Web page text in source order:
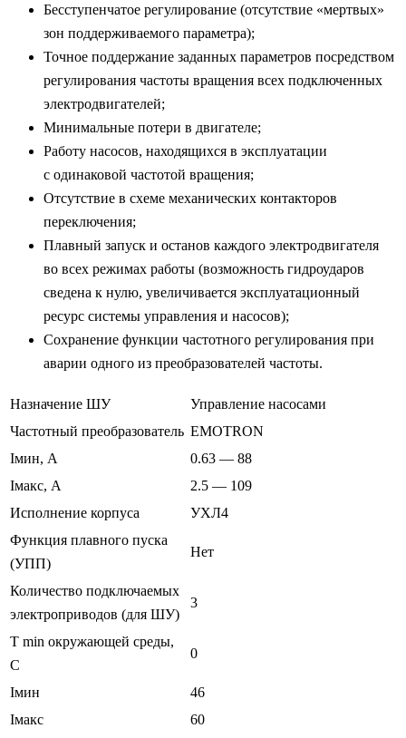
Бесступенчатое регулирование (отсутствие «мертвых»
зон поддерживаемого параметра);
Точное поддержание заданных параметров посредством
регулирования частоты вращения всех подключенных
электродвигателей;
Минимальные потери в двигателе;
Работу насосов, находящихся в эксплуатации
с одинаковой частотой вращения;
Отсутствие в схеме механических контакторов
переключения;
Плавный запуск и останов каждого электродвигателя
во всех режимах работы (возможность гидроударов
сведена к нулю, увеличивается эксплуатационный
ресурс системы управления и насосов);
Сохранение функции частотного регулирования при
аварии одного из преобразователей частоты.
Назначение ШУ
Управление насосами
Частотный преобразователь EMOTRON
Iмин, А
0.63 — 88
Iмакс, А
2.5 — 109
Исполнение корпуса
УХЛ4
Функция плавного пуска
(УПП)
Нет
Количество подключаемых
электроприводов (для ШУ)
3
T min окружающей среды,
C
0
Iмин
46
Iмакс
60